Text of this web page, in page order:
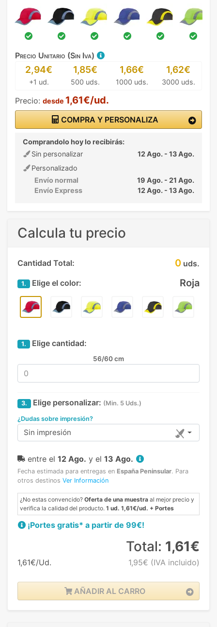
Precio Unitario (Sin Iva)
2,94€
+1 ud.
1,85€
500 uds.
1,66€
1000 uds.
1,62€
3000 uds.
Precio: desde 1,61€/ud.
COMPRA Y PERSONALIZA
Comprandolo hoy lo recibirás:
Sin personalizar
12 Ago. - 13 Ago.
Personalizado
Envío normal
19 Ago. - 21 Ago.
Envío Express
12 Ago. - 13 Ago.
Calcula tu precio
Cantidad Total: 0 uds.
1. Elige el color: Roja
1. Elige cantidad:
56/60 cm
3. Elige personalizar: (Min. 5 Uds.)
¿Dudas sobre impresión?
Sin impresión
entre el 12 Ago. y el 13 Ago.
Fecha estimada para entregas en España Peninsular. Para
otros destinos Ver Información
¿No estas convencido? Oferta de una muestra al mejor precio y
verifica la calidad del producto. 1 ud. 1,61€/ud. + Portes
¡Portes gratis* a partir de 99€!
1,61€/Ud.
Total: 1,61€
1,95€ (IVA incluido)
AÑADIR AL CARRO